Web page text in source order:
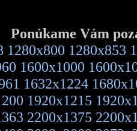
Ponúkame Vám
1280x800 1280x853
1600x1000
1632x1224
1920x1215
2200x1375